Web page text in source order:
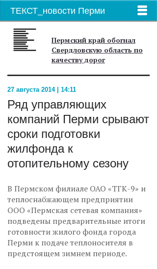
ТЕКСТ_новости Перми
Пермский край обогнал
Свердловскую область по
качеству дорог
27 августа 2014 | 14:11
Ряд управляющих
компаний Перми срывают
сроки подготовки
жилфонда к
отопительному сезону
В Пермском филиале ОАО «ТГК-9» и
теплоснабжающем предприятии
ООО «Пермская сетевая компания»
подведены предварительные итоги
готовности жилого фонда города
Перми к подаче теплоносителя в
предстоящем зимнем периоде.